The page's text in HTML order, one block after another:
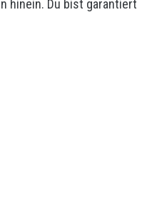
hinein. Du bist garantiert